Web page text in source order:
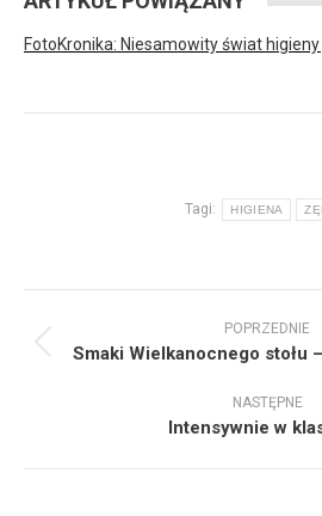
FotoKronika: Niesamowity świat
Tagi: HIGIENA
wpisów
POPRZEDNIE
Smaki Wielkanocnego stołu
NASTĘPNE
Intensywnie w